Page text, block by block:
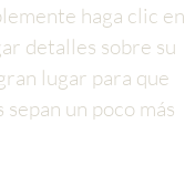
haga clic en
detalles sobre su
lugar para que
un poco más